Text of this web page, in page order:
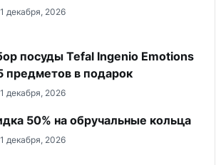
декабря, 2026
посуды Tefal Ingenio Emotions
предметов в подарок
декабря, 2026
50% на обручальные кольца
декабря, 2026